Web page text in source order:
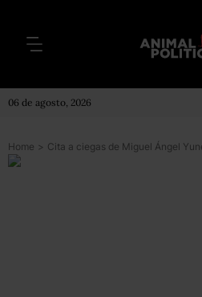
06 de agosto, 2026
Home > Cita a ciegas de Miguel Ángel